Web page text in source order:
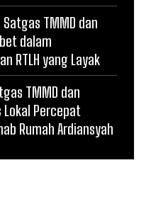
TMMD dan
dalam
RTLH yang Layak
TMMD dan
Lokal Percepat
Rumah Ardiansyah